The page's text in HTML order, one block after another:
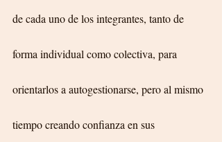
de cada uno de los integrantes, tanto de
forma individual como colectiva, para
orientarlos a autogestionarse, pero al mismo
tiempo creando confianza en sus